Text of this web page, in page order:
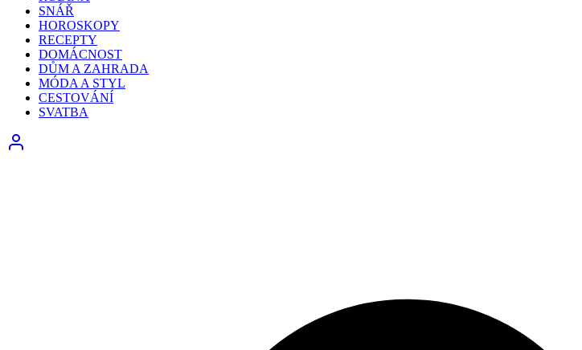
SNÁŘ
HOROSKOPY
RECEPTY
DOMÁCNOST
DŮM A ZAHRADA
MÓDA A STYL
CESTOVÁNÍ
SVATBA